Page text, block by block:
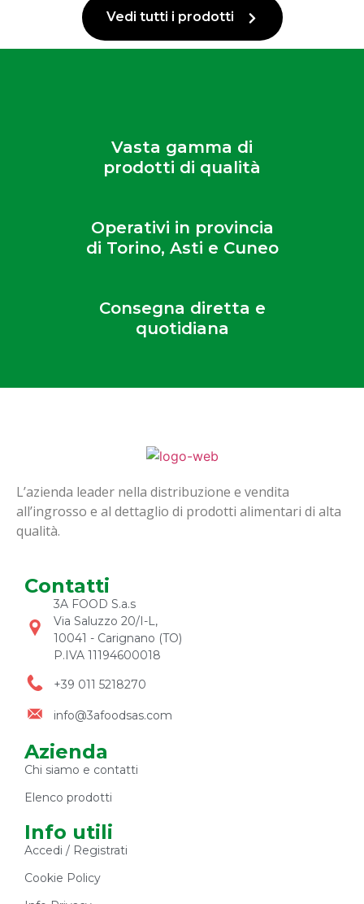
Vedi tutti i prodotti
Vasta gamma di
prodotti di qualità
Operativi in provincia
di Torino, Asti e Cuneo
Consegna diretta e
quotidiana
L’azienda leader nella distribuzione e vendita
all’ingrosso e al dettaglio di prodotti alimentari di alta
qualità.
Contatti
3A FOOD S.a.s
Via Saluzzo 20/I-L,
10041 - Carignano (TO)
P.IVA 11194600018
+39 011 5218270
info@3afoodsas.com
Azienda
Chi siamo e contatti
Elenco prodotti
Info utili
Accedi / Registrati
Cookie Policy